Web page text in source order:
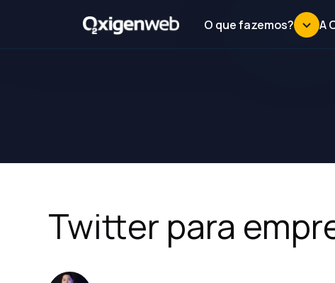
O que fazemos? A
Twitter para